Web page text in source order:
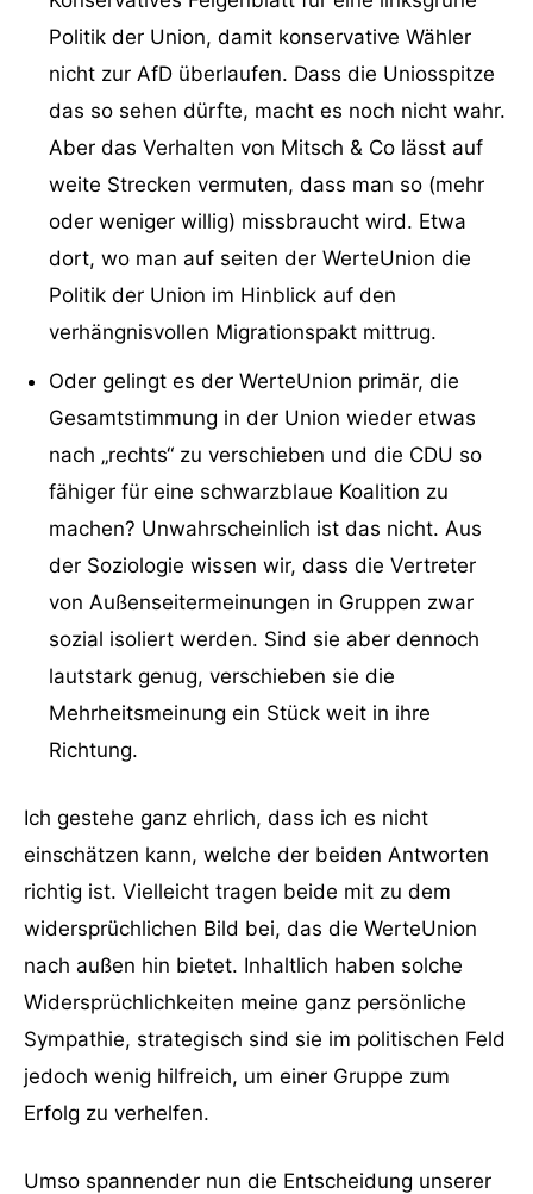
Politik der Union, damit konservative Wähler
nicht zur AfD überlaufen. Dass die Uniosspitze
das so sehen dürfte, macht es noch nicht wahr.
Aber das Verhalten von Mitsch & Co lässt auf
weite Strecken vermuten, dass man so (mehr
oder weniger willig) missbraucht wird. Etwa
dort, wo man auf seiten der WerteUnion die
Politik der Union im Hinblick auf den
verhängnisvollen Migrationspakt mittrug.
Oder gelingt es der WerteUnion primär, die
Gesamtstimmung in der Union wieder etwas
nach „rechts“ zu verschieben und die CDU so
fähiger für eine schwarzblaue Koalition zu
machen? Unwahrscheinlich ist das nicht. Aus
der Soziologie wissen wir, dass die Vertreter
von Außenseitermeinungen in Gruppen zwar
sozial isoliert werden. Sind sie aber dennoch
lautstark genug, verschieben sie die
Mehrheitsmeinung ein Stück weit in ihre
Richtung.
Ich gestehe ganz ehrlich, dass ich es nicht
einschätzen kann, welche der beiden Antworten
richtig ist. Vielleicht tragen beide mit zu dem
widersprüchlichen Bild bei, das die WerteUnion
nach außen hin bietet. Inhaltlich haben solche
Widersprüchlichkeiten meine ganz persönliche
Sympathie, strategisch sind sie im politischen Feld
jedoch wenig hilfreich, um einer Gruppe zum
Erfolg zu verhelfen.
Umso spannender nun die Entscheidung unserer